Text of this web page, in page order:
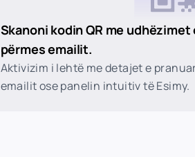
Skanoni kodin QR me udhëzimet
përmes emailit.
Aktivizim i lehtë me detajet e
emailit ose panelin intuitiv të Esimy.